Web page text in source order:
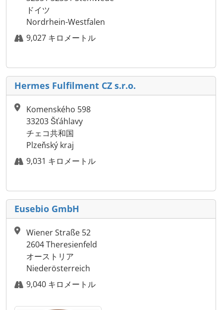
ドイツ
Nordrhein-Westfalen
9,027 キロメートル
Hermes Fulfilment CZ s.r.o.
Komenského 598
33203 Šťáhlavy
チェコ共和国
Plzeňský kraj
9,031 キロメートル
Eusebio GmbH
Wiener Straße 52
2604 Theresienfeld
オーストリア
Niederösterreich
9,040 キロメートル